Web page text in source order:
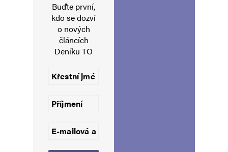
Uložit do prohlížeče jméno, e-mail a webovou stránku pro budoucí
Informujte mě o nových komentářích e-mailem.
Buďte první,
kdo se dozví
o nových
článcích
Deníku TO